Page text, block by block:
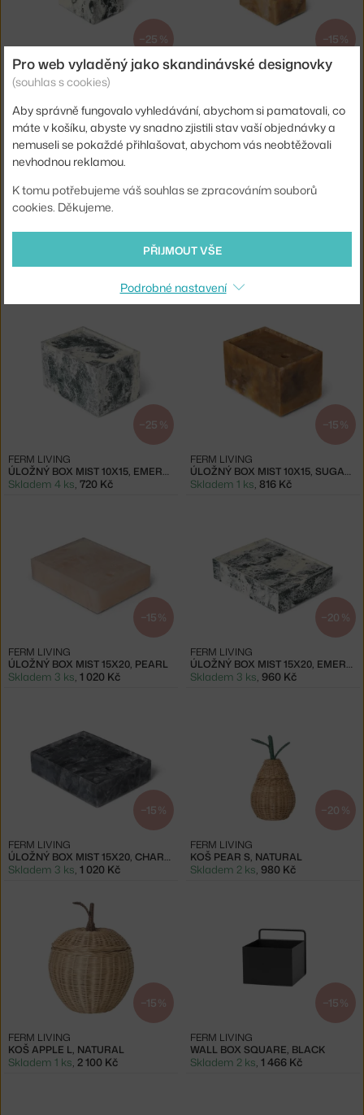
−25 %
FERM LIVING
−15 %
FERM LIVING
−25 %
FERM LIVING
−15 %
FERM LIVING
Skladem 1 ks
−25 %
ÚLOŽNÝ BOX MIST 10X15, EMERALD OFF-WHITE
FERM LIVING
Skladem 4 ks, 720 Kč
−15 %
ÚLOŽNÝ BOX MIST 10X15, SUGAR KELP
FERM LIVING
Skladem 1 ks, 816 Kč
−15 %
ÚLOŽNÝ BOX MIST 15X20, PEARL
FERM LIVING
Skladem 3 ks, 1 020 Kč
−20 %
ÚLOŽNÝ BOX MIST 15X20, EMERALD OFF-WHITE
FERM LIVING
Skladem 3 ks, 960 Kč
−15 %
ÚLOŽNÝ BOX MIST 15X20, CHARCOAL
FERM LIVING
Skladem 3 ks, 1 020 Kč
−20 %
KOŠ PEAR S, NATURAL
FERM LIVING
Skladem 2 ks, 980 Kč
−15 %
KOŠ APPLE L, NATURAL
FERM LIVING
Skladem 1 ks, 2 100 Kč
−15 %
WALL BOX SQUARE, BLACK
FERM LIVING
Skladem 2 ks, 1 466 Kč
Pro web vyladěný jako skandinávské designovky
(souhlas s cookies)
Aby správně fungovalo vyhledávání, abychom si pamatovali, co
máte v košíku, abyste vy snadno zjistili stav vaší objednávky a
nemuseli se pokaždé přihlašovat, abychom vás neobtěžovali
nevhodnou reklamou.
K tomu potřebujeme váš souhlas se zpracováním souborů
cookies. Děkujeme.
PŘIJMOUT VŠE
Podrobné nastavení